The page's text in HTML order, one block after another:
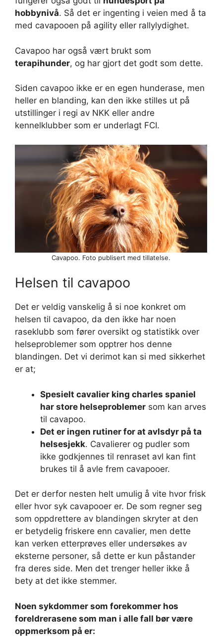
hobbynivå. Så det er ingenting i veien med å ta
med cavapooen på agility eller rallylydighet.
Cavapoo har også vært brukt som
terapihunder, og har gjort det godt som dette.
Siden cavapoo ikke er en egen hunderase, men
heller en blanding, kan den ikke stilles ut på
utstillinger i regi av NKK eller andre
kennelklubber som er underlagt FCI.
Cavapoo. Foto publisert med tillatelse.
Helsen til cavapoo
Det er veldig vanskelig å si noe konkret om
helsen til cavapoo, da den ikke har noen
raseklubb som fører oversikt og statistikk over
helseproblemer som opptrer hos denne
blandingen. Det vi derimot kan si med sikkerhet
er at;
Spesielt cavalier king charles spaniel
har store helseproblemer som kan arves
til cavapoo.
Det er ingen rutiner for at avlsdyr på ta
helsesjekk. Cavalierer og pudler som
ikke godkjennes til renraset avl kan fint
brukes til å avle frem cavapooer.
Det er derfor nesten helt umulig å vite hvor frisk
eller hvor syk cavapooer er. De som regner seg
som oppdrettere av blandingen skryter at den
er betydelig friskere enn cavalier, men dette
kan verken etterprøves eller undersøkes av
eksterne personer, så dette er kun påstander
fra deres side. Men det trenger heller ikke å
bety at det ikke stemmer.
Noen sykdommer som forekommer hos
foreldrerasene som man i alle fall bør være
oppmerksom på er: